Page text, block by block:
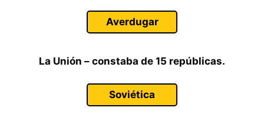
Averdugar
La Unión – constaba de 15 repúblicas.
Soviética